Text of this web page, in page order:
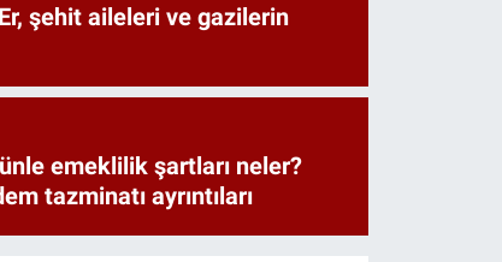
şehit aileleri ve gazilerin
emeklilik şartları neler?
tazminatı ayrıntıları